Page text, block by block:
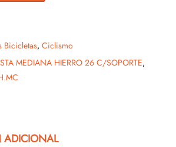
Bicicletas, Ciclismo
MEDIANA HIERRO 26 C/SOPORTE,
ADICIONAL